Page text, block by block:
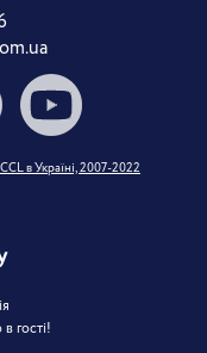
в Україні, 2007-2022
гості!